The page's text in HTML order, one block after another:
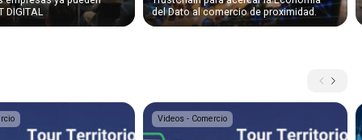
DIGITAL
del Dato al comercio de proximidad.
Videos - Comercio